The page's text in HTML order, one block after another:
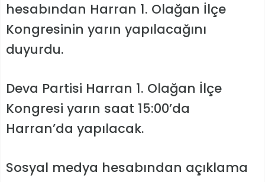
hesabından Harran 1. Olağan İlçe
Kongresinin yarın yapılacağını
duyurdu.
Deva Partisi Harran 1. Olağan İlçe
Kongresi yarın saat 15:00’da
Harran’da yapılacak.
Sosyal medya hesabından açıklama